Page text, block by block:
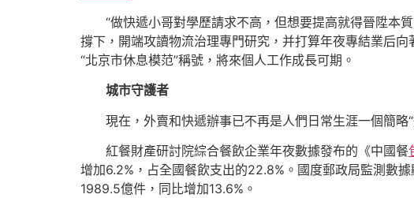
“做快遞小哥對學歷請求不高，但想要提高就得晉陞本
撐下，開端攻讀物流治理專門研究，并打算年夜專結業后向
“北京市休息模范”稱號，將來個人工作成長可期。
城市守護者
現在，外賣和快遞辦事已不再是人們日常生涯一個簡
紅餐財產研討院綜合餐飲企業年夜數據發布的《中國餐
增加6.2%，占全國餐飲支出的22.8%。國度郵政局監測數
1989.5億件，同比增加13.6%。